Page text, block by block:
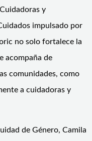
y
impulsado por
no solo fortalece la
acompaña de
comunidades, como
a cuidadoras y
de Género, Camila